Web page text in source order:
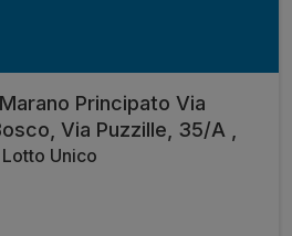
Principato Via
Via Puzzille, 35/A ,
Unico